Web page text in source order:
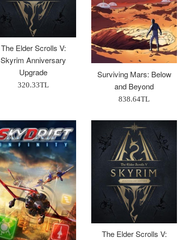
The Elder Scrolls V:
Skyrim Anniversary
Upgrade
Normal
320.33TL
Surviving Mars: Below
and Beyond
Normal
838.64TL
The Elder Scrolls V: